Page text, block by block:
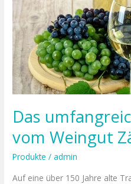
Das
vom Weingut
Produkte /admin
Auf eine über 150 Jahre alte
Angebot
vom Weingut Zähringer